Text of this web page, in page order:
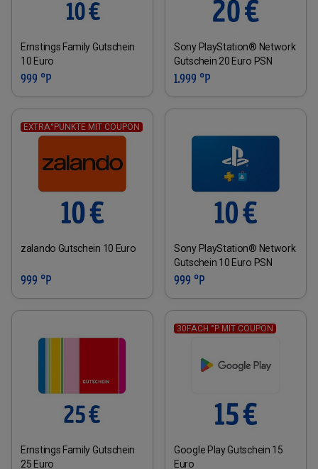
Ernstings Family Gutschein
10 Euro
999 °P
Sony PlayStation® Network
Gutschein 20 Euro PSN
1.999 °P
EXTRA°PUNKTE MIT COUPON
zalando Gutschein 10 Euro
999 °P
Sony PlayStation® Network
Gutschein 10 Euro PSN
999 °P
Ernstings Family Gutschein
25 Euro
30FACH °P MIT COUPON
Google Play Gutschein 15
Euro